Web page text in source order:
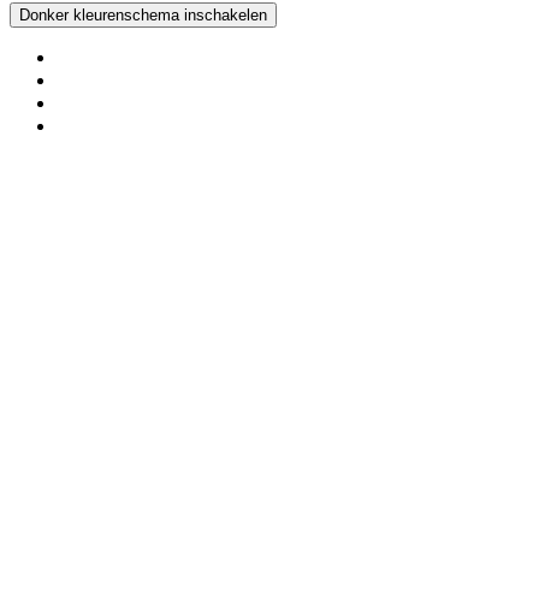
Donker kleurenschema inschakelen